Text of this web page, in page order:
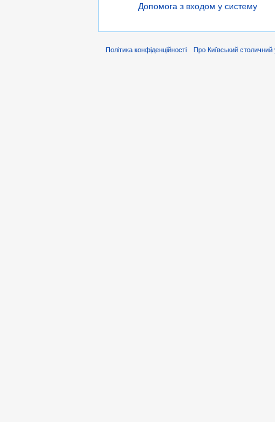
Допомога з входом у систему
Політика конфіденційності Про Київський столичний